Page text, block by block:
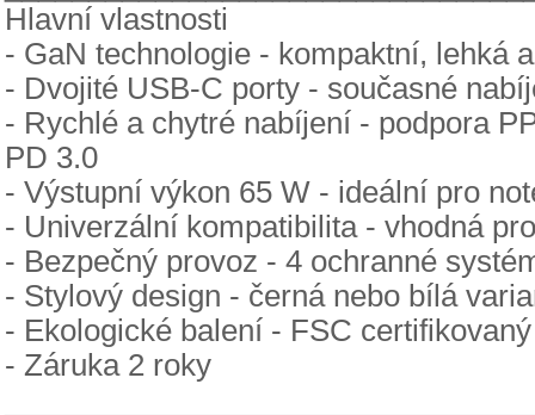
Hlavní vlastnosti
- GaN technologie - kompaktní, lehká
- Dvojité USB-C porty - současné
- Rychlé a chytré nabíjení - podpora
PD 3.0
- Výstupní výkon 65 W - ideální pro
- Univerzální kompatibilita - vhodná
- Bezpečný provoz - 4 ochranné
- Stylový design - černá nebo bílá
- Ekologické balení - FSC
- Záruka 2 roky